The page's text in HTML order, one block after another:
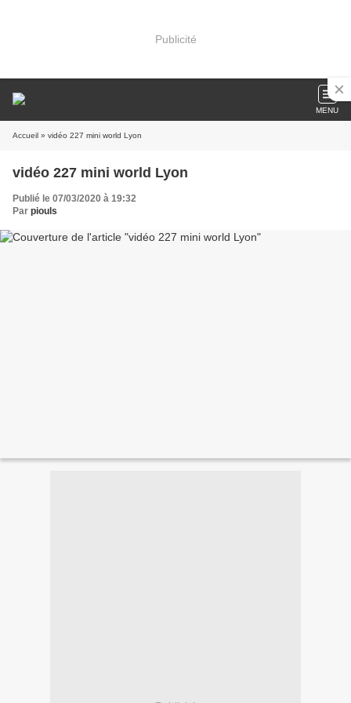
Publicité
MENU
Accueil » vidéo 227 mini world Lyon
vidéo 227 mini world Lyon
Publié le 07/03/2020 à 19:32
Par piouls